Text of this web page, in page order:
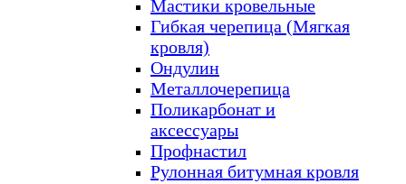
Мастики кровельные
Гибкая черепица (Мягкая
кровля)
Ондулин
Металлочерепица
Поликарбонат и
аксессуары
Профнастил
Рулонная битумная кровля